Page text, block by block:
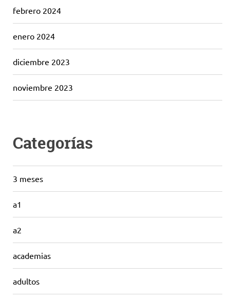
febrero 2024
enero 2024
diciembre 2023
noviembre 2023
Categorías
3 meses
a1
a2
academias
adultos